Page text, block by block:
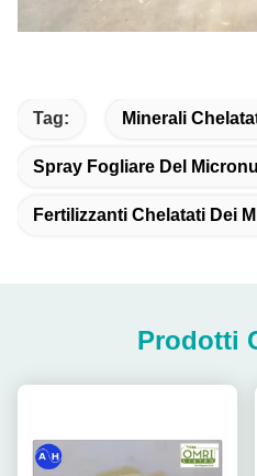
Tag: Minerali
Spray Fogliare Del
Fertilizzanti Chelatati Dei
Prodotti